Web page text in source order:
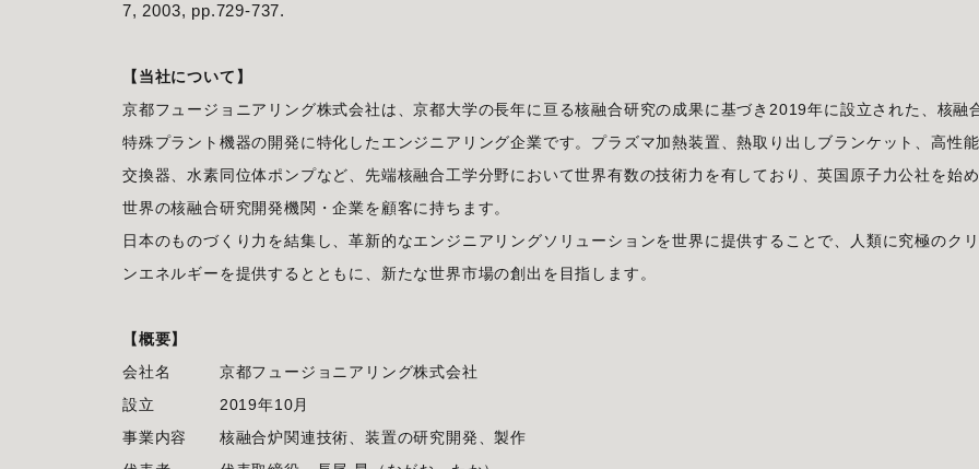
7, 2003, pp.729-737.
【当社について】
京都フュージョニアリング株式会社は、京都大学の長年に亘る核融合研究の成果に基づき2019年に設立された、核融
特殊プラント機器の開発に特化したエンジニアリング企業です。プラズマ加熱装置、熱取り出しブランケット、高性
交換器、水素同位体ポンプなど、先端核融合工学分野において世界有数の技術力を有しており、英国原子力公社を始
世界の核融合研究開発機関・企業を顧客に持ちます。
日本のものづくり力を結集し、革新的なエンジニアリングソリューションを世界に提供することで、人類に究極のク
ンエネルギーを提供するとともに、新たな世界市場の創出を目指します。
【概要】
会社名 京都フュージョニアリング株式会社
設立 2019年10月
事業内容 核融合炉関連技術、装置の研究開発、製作